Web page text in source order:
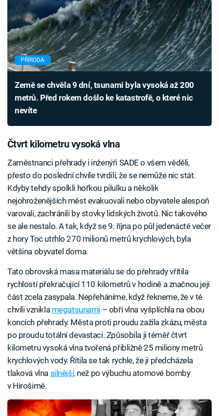
PŘÍRODA
Země se chvěla 9 dní, tsunami byla vysoká až 200
metrů. Před rokem došlo ke katastrofě, o které nic
nevíte
Čtvrt kilometru vysoká vlna
Zaměstnanci přehrady i inženýři SADE o všem věděli,
přesto do poslední chvíle tvrdili, že se nemůže nic stát.
Kdyby tehdy spolkli hořkou pilulku a několik
nejohroženějších měst evakuovali nebo obyvatele alespoň
varovali, zachránili by stovky lidských životů. Nic takového
se ale nestalo. A tak, když se 9. října po půl jedenácté večer
z hory Toc utrhlo 270 milionů metrů krychlových, byla
většina obyvatel doma.
Tato obrovská masa materiálu se do přehrady vřítila
rychlostí překračující 110 kilometrů v hodině a značnou její
část zcela zasypala. Nepřeháníme, když řekneme, že v té
chvíli vznikla megatsunami – obří vlna vyšplíchla na obou
koncích přehrady. Města proti proudu zažila zkázu, města
po proudu totální devastaci. Způsobila ji téměř čtvrt
kilometru vysoká vlna tvořená přibližně 25 miliony metrů
krychlových vody. Řítila se tak rychle, že ji předcházela
tlaková vlna silnější,než po výbuchu atomové bomby
v Hirošimě.